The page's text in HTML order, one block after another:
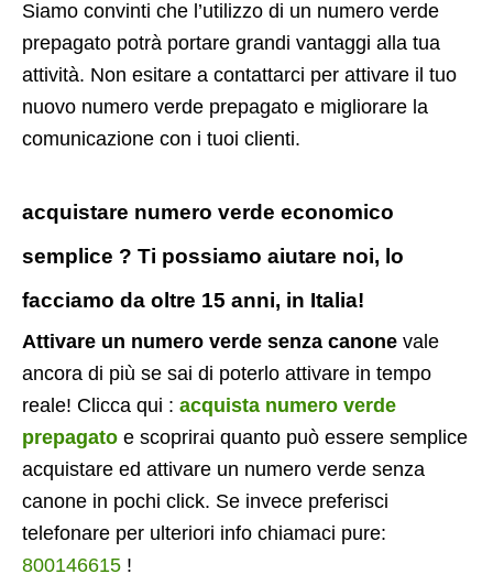
Siamo convinti che l’utilizzo di un numero verde
prepagato potrà portare grandi vantaggi alla tua
attività. Non esitare a contattarci per attivare il tuo
nuovo numero verde prepagato e migliorare la
comunicazione con i tuoi clienti.
acquistare numero verde economico
semplice ? Ti possiamo aiutare noi, lo
facciamo da oltre 15 anni, in Italia!
Attivare un numero verde senza canone vale
ancora di più se sai di poterlo attivare in tempo
reale! Clicca qui : acquista numero verde
prepagato e scoprirai quanto può essere semplice
acquistare ed attivare un numero verde senza
canone in pochi click. Se invece preferisci
telefonare per ulteriori info chiamaci pure:
800146615 !